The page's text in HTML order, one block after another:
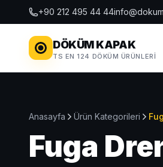
+90 212 495 44 44
DÖKÜM KAPAK
TS EN 124 DÖKÜM ÜRÜNLERI
Anasayfa Ürün Kategorileri
Fuga